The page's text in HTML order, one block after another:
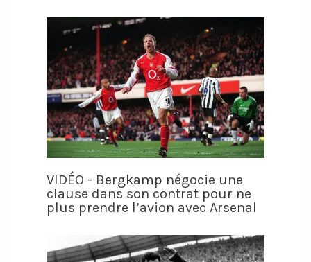
VIDÉO - Bergkamp négocie une
clause dans son contrat pour ne
plus prendre l’avion avec Arsenal